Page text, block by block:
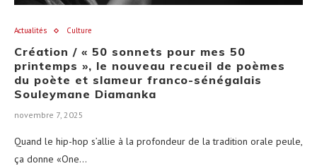
Actualités Culture
Création / « 50 sonnets pour mes 50
printemps », le nouveau recueil de poèmes
du poète et slameur franco-sénégalais
Souleymane Diamanka
novembre 7, 2025
Quand le hip-hop s’allie à la profondeur de la tradition orale peule,
ça donne «One…